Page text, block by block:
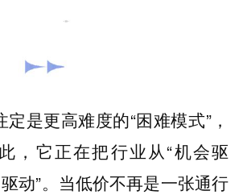
是更高难度的“困难模式”，
，它正在把行业从“机会驱
动”。当低价不再是一张通行